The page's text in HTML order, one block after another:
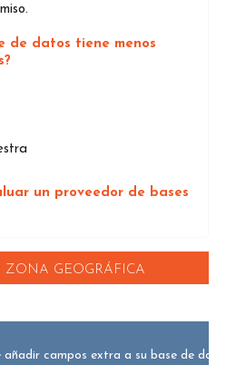
de datos tiene menos
un proveedor de bases
ZONA GEOGRÁFICA
añadir campos extra a su base de datos.